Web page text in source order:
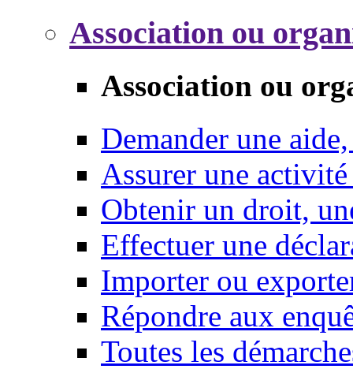
Association ou
Association ou
Demander une
Assurer une
Obtenir un droit,
Effectuer une
Importer ou
Répondre aux
Toutes les